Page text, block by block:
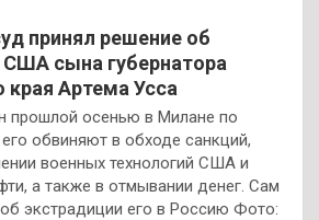
принял решение об
США сына губернатора
края Артема Усса
прошлой осенью в Милане по
обвиняют в обходе санкций,
военных технологий США и
а также в отмывании денег. Сам
экстрадиции его в Россию Фото: